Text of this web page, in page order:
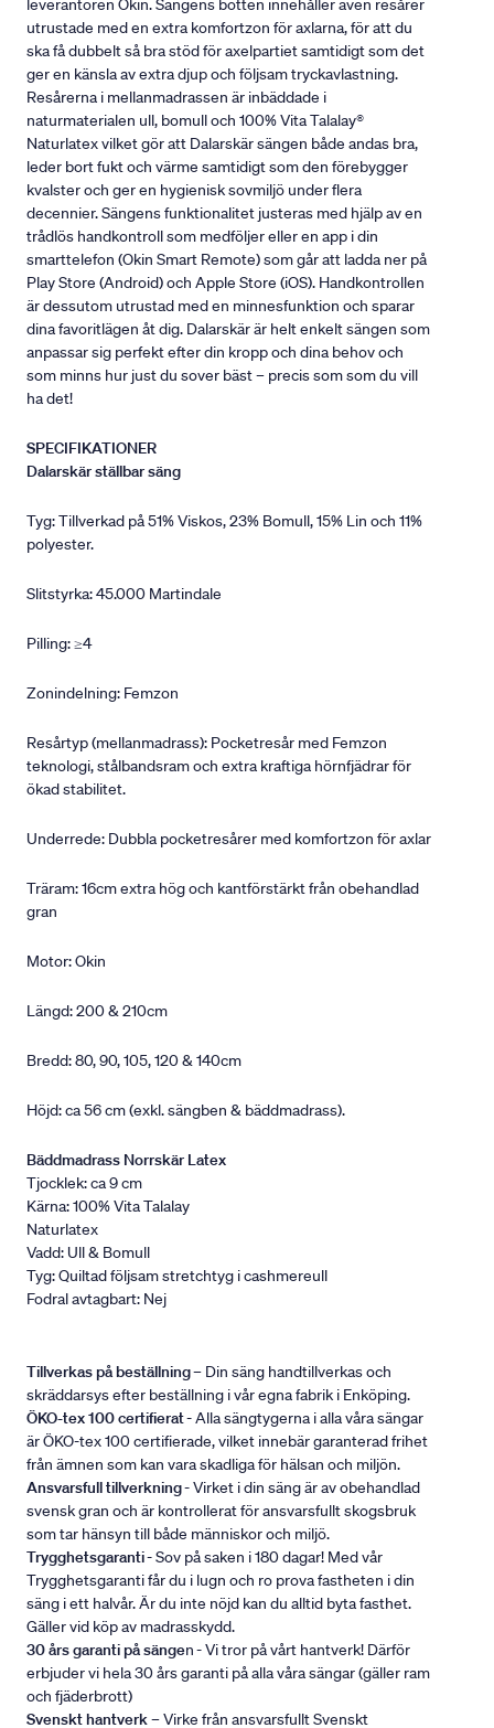
leverantören Okin. Sängens botten innehåller även resårer
utrustade med en extra komfortzon för axlarna, för att du
ska få dubbelt så bra stöd för axelpartiet samtidigt som det
ger en känsla av extra djup och följsam tryckavlastning.
Resårerna i mellanmadrassen är inbäddade i
naturmaterialen ull, bomull och 100% Vita Talalay®
Naturlatex vilket gör att Dalarskär sängen både andas bra,
leder bort fukt och värme samtidigt som den förebygger
kvalster och ger en hygienisk sovmiljö under flera
decennier. Sängens funktionalitet justeras med hjälp av en
trådlös handkontroll som medföljer eller en app i din
smarttelefon (Okin Smart Remote) som går att ladda ner på
Play Store (Android) och Apple Store (iOS). Handkontrollen
är dessutom utrustad med en minnesfunktion och sparar
dina favoritlägen åt dig. Dalarskär är helt enkelt sängen som
anpassar sig perfekt efter din kropp och dina behov och
som minns hur just du sover bäst – precis som som du vill
ha det!
SPECIFIKATIONER
Dalarskär ställbar säng
Tyg: Tillverkad på 51% Viskos, 23% Bomull, 15% Lin och 11%
polyester.
Slitstyrka: 45.000 Martindale
Pilling: ≥4
Zonindelning: Femzon
Resårtyp (mellanmadrass): Pocketresår med Femzon
teknologi, stålbandsram och extra kraftiga hörnfjädrar för
ökad stabilitet.
Underrede: Dubbla pocketresårer med komfortzon för axlar
Träram: 16cm extra hög och kantförstärkt från obehandlad
gran
Motor: Okin
Längd: 200 & 210cm
Bredd: 80, 90, 105, 120 & 140cm
Höjd: ca 56 cm (exkl. sängben & bäddmadrass).
Bäddmadrass Norrskär Latex
Tjocklek: ca 9 cm
Kärna: 100% Vita Talalay
Naturlatex
Vadd: Ull & Bomull
Tyg: Quiltad följsam stretchtyg i cashmereull
Fodral avtagbart: Nej
Tillverkas på beställning– Din säng handtillverkas och
skräddarsys efter beställning i vår egna fabrik i Enköping.
ÖKO-tex 100 certifierat- Alla sängtygerna i alla våra sängar
är ÖKO-tex 100 certifierade, vilket innebär garanterad frihet
från ämnen som kan vara skadliga för hälsan och miljön.
Ansvarsfull tillverkning- Virket i din säng är av obehandlad
svensk gran och är kontrollerat för ansvarsfullt skogsbruk
som tar hänsyn till både människor och miljö.
Trygghetsgaranti- Sov på saken i 180 dagar! Med vår
Trygghetsgaranti får du i lugn och ro prova fastheten i din
säng i ett halvår. Är du inte nöjd kan du alltid byta fasthet.
Gäller vid köp av madrasskydd.
30 års garanti på sängen - Vi tror på vårt hantverk! Därför
erbjuder vi hela 30 års garanti på alla våra sängar (gäller ram
och fjäderbrott)
Svenskt hantverk– Virke från ansvarsfullt Svenskt